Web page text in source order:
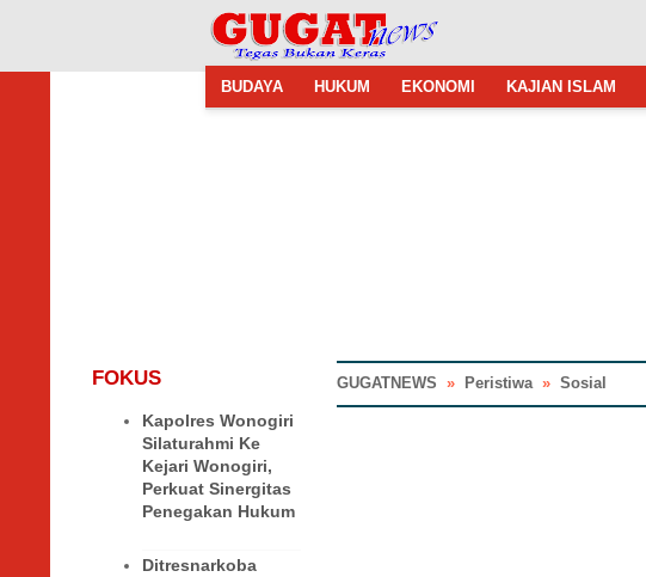
BUDAYA HUKUM EKONOMI KAJIAN ISLAM
FOKUS
Kapolres Wonogiri
Silaturahmi Ke
Kejari Wonogiri,
Perkuat Sinergitas
Penegakan Hukum
Ditresnarkoba
GUGATNEWS » Peristiwa » Sosial